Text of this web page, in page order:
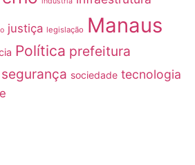
justiça legislação Manaus
Política prefeitura
segurança sociedade tecnologia